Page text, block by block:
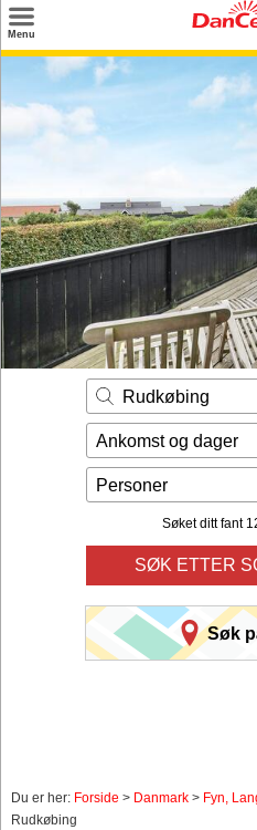
Menu
Tilbud
Info
Service
Kontakt
Eier login
Rudkøbing
Ankomst og dager
Personer
Søket ditt fant
SØK ETTER
Søk
Du er her: Forside > Danmark > Fyn,
Rudkøbing